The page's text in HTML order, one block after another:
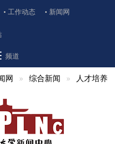
工作动态 新闻网
频道
网 综合新闻 人才培养